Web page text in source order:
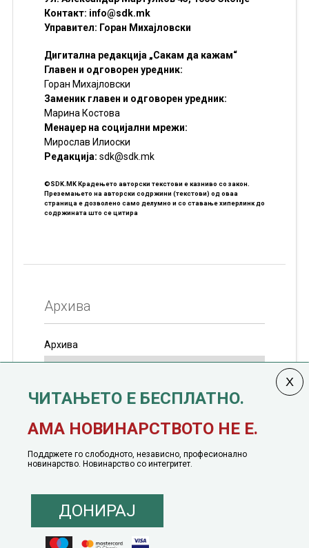
Контакт: info@sdk.mk
Управител: Горан Михајловски
Дигитална редакција „Сакам да кажам“
Главен и одговорен уредник:
Горан Михајловски
Заменик главен и одговорен уредник:
Марина Костова
Менаџер на социјални мрежи:
Мирослав Илиоски
Редакцијa: sdk@sdk.mk
©SDK.MK Крадењето авторски текстови е казниво со закон.
Преземањето на авторски содржини (текстови) од оваа
страница е дозволено само делумно и со ставање хиперлинк до
содржината што се цитира
Архива
Архива
јануари, 1991 година
Понуда за политичко рекламирање
ЧИТАЊЕТО Е БЕСПЛАТНО.
АМА НОВИНАРСТВОТО НЕ Е.
Поддржете го слободното, независно, професионално
новинарство. Новинарство со интегритет.
ДОНИРАЈ